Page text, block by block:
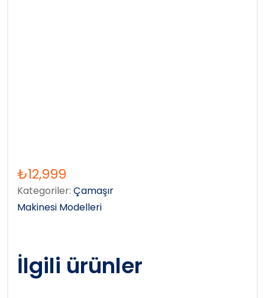
₺12,999
Kategoriler: Çamaşır
Makinesi Modelleri
İlgili ürünler